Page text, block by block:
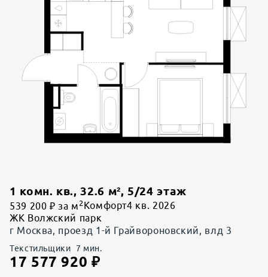
1 комн. кв., 32.6 м²,5/24 этаж
539 200 ₽ за м 2 Комфорт4 кв. 2026
ЖК Волжский парк
г Москва, проезд 1-й Грайвороновский, влд 3
Текстильщики 7 мин.
17 577 920 ₽